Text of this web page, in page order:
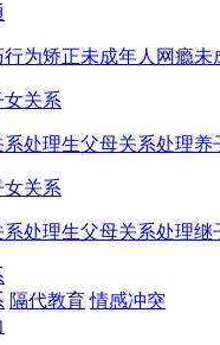
行为矫正未成年人网瘾未
女关系
系处理生父母关系处理养
关系
处理生父母关系处理继
隔代教育 情感冲突